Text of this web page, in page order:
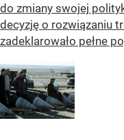
do zmiany swojej
decyzję o rozwiązaniu
zadeklarowało pełne